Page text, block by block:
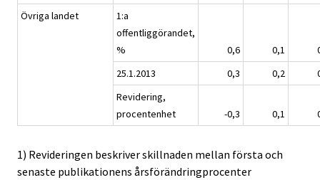
Övriga landet
1:a
offentliggörandet,
%
0,6 0,1
25.1.2013
0,3 0,2
Revidering,
procentenhet
-0,3 0,1
1) Revideringen beskriver skillnaden mellan första och
senaste publikationens årsförändringprocenter